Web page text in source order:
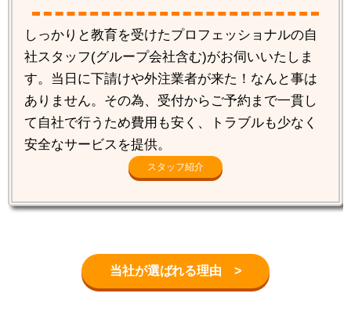
しっかりと教育を受けたプロフェッショナルの自
社スタッフ(グループ会社含む)がお伺いいたしま
す。当日に下請けや外注業者が来た！なんと事は
ありません。その為、受付からご予約まで一貫し
て自社で行うため費用も安く、トラブルも少なく
安全なサービスを提供。
スタッフ紹介
当社が選ばれる理由 >